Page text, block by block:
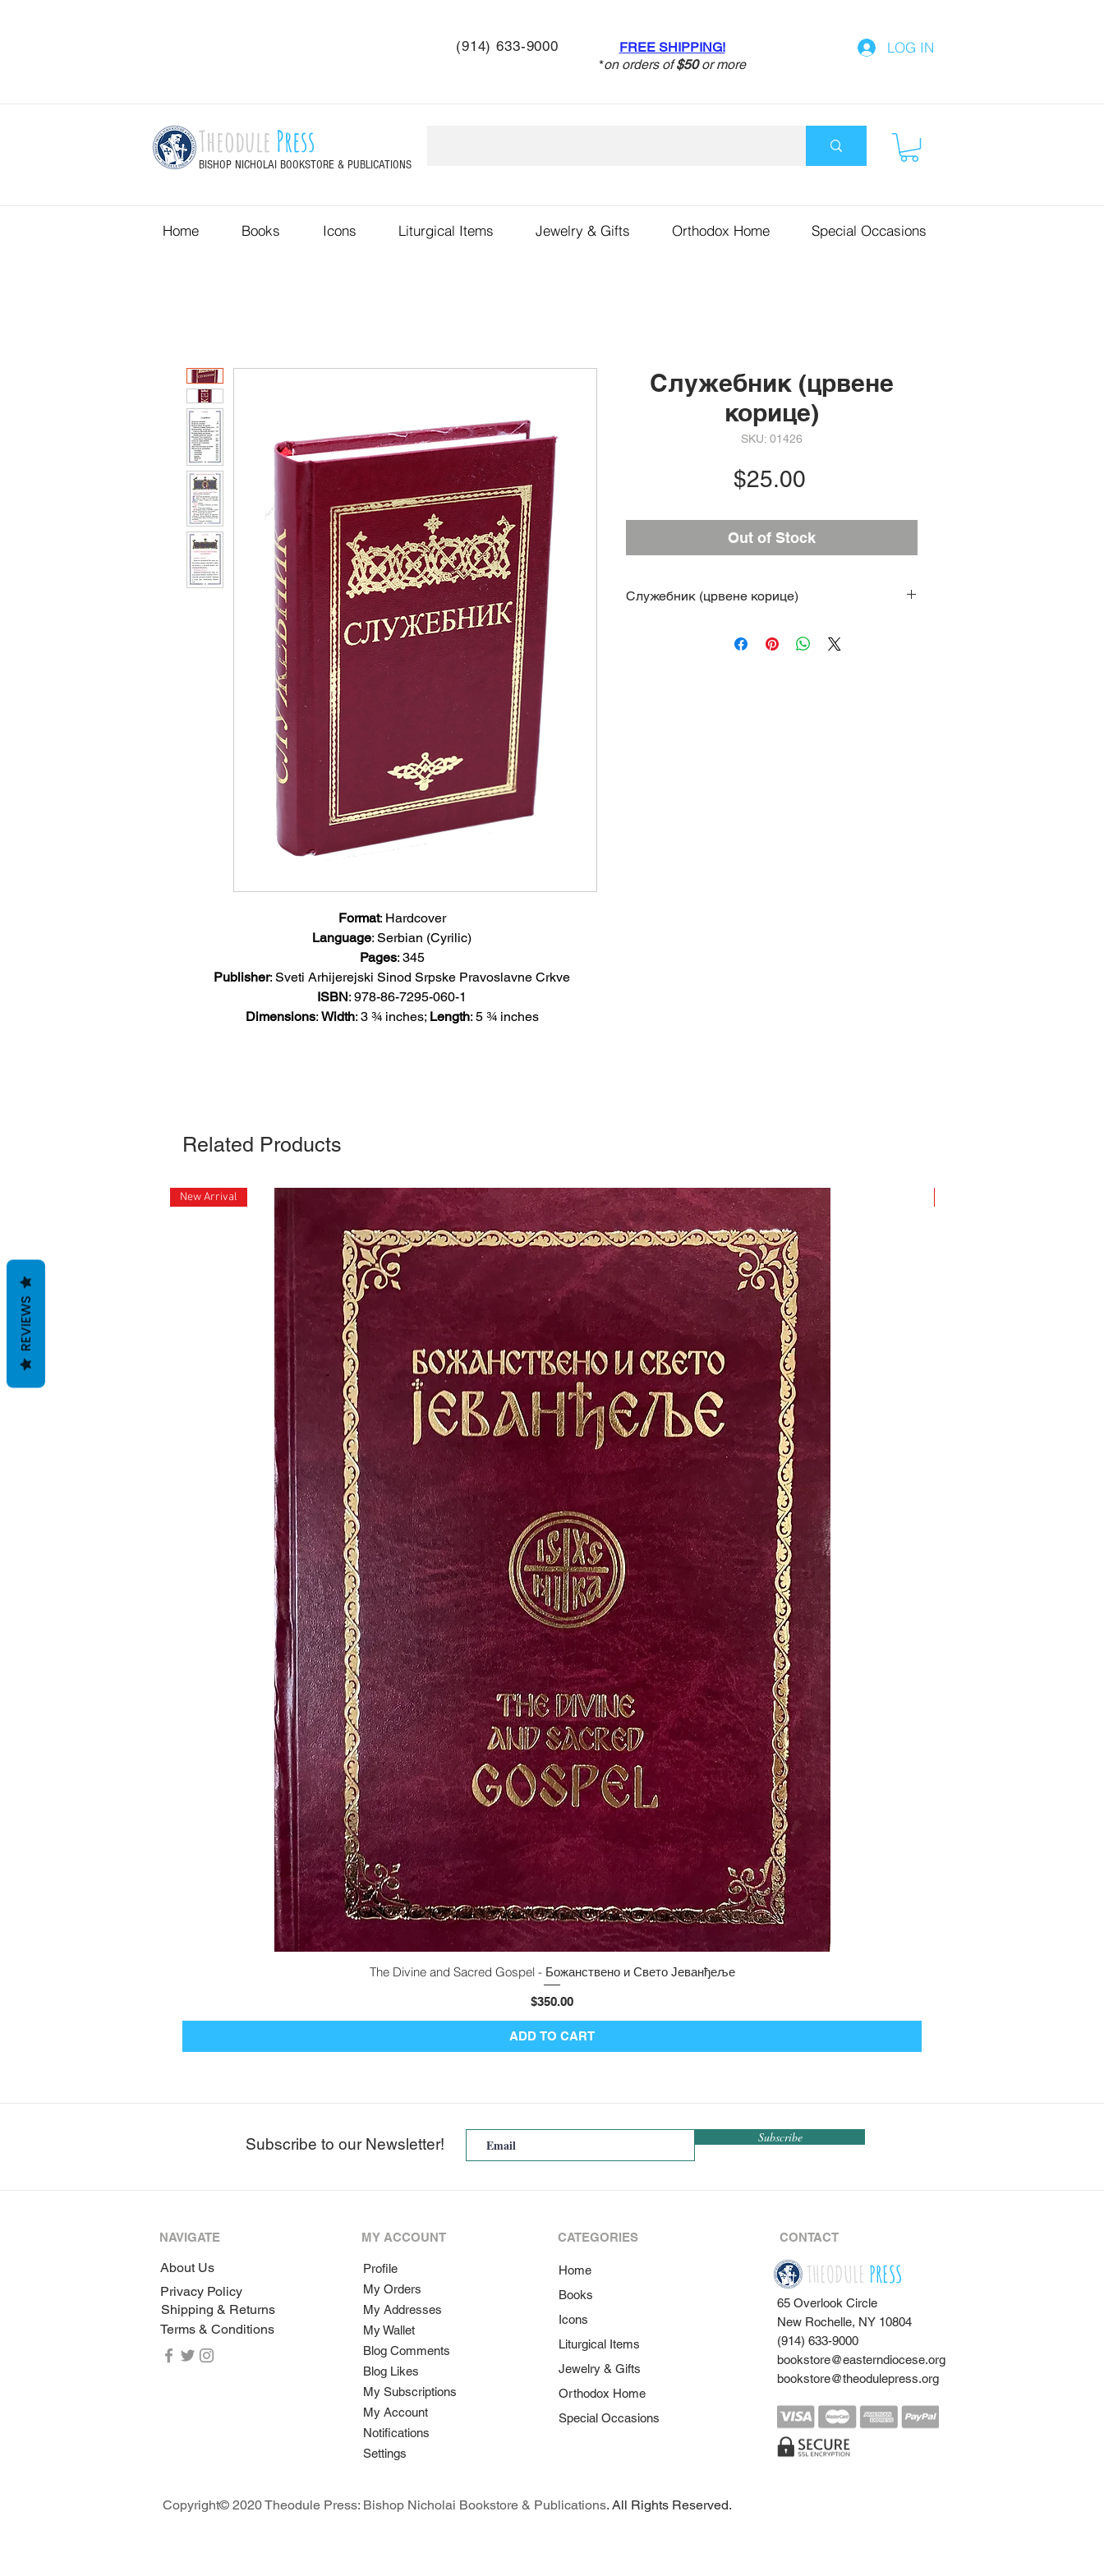
(914) 633-9000
FREE SHIPPING!
*on orders of$50or more
LOG IN
Theodule Press
BISHOP NICHOLAI BOOKSTORE & PUBLICATIONS
Home Books Icons Liturgical Items Jewelry & Gifts Orthodox Home Special Occasions
Format: Hardcover
Language: Serbian (Cyrilic)
Pages: 345
Publisher: Sveti Arhijerejski Sinod Srpske Pravoslavne Crkve
ISBN: 978-86-7295-060-1
Dimensions: Width: 3 ¾ inches; Length: 5 ¾ inches
Служебник (црвене
корице)
SKU: 01426
$25.00
Out of Stock
Служебник (црвене корице)
Светог Архијерејског Синода Српске
Related Products
Quick View
New Arrival
The Divine and Sacred Gospel - Божанствено и Свето Јеванђеље
Price
$350.00
ADD TO CART
Subscribe to our Newsletter! Subscribe
NAVIGATE
About Us
Privacy Policy
Shipping & Returns
Terms & Conditions
MY ACCOUNT
Profile
My Orders
My Addresses
My Wallet
Blog Comments
Blog Likes
My Subscriptions
My Account
Notifications
Settings
CATEGORIES
Home
Books
Icons
Liturgical Items
Jewelry & Gifts
Orthodox Home
Special Occasions
CONTACT
THEODULE PRESS
65 Overlook Circle
New Rochelle, NY 10804
(914) 633-9000
bookstore@easterndiocese.org
bookstore@theodulepress.org
Copyright© 2020 Theodule Press: Bishop Nicholai Bookstore & Publications. All Rights Reserved.
REVIEWS